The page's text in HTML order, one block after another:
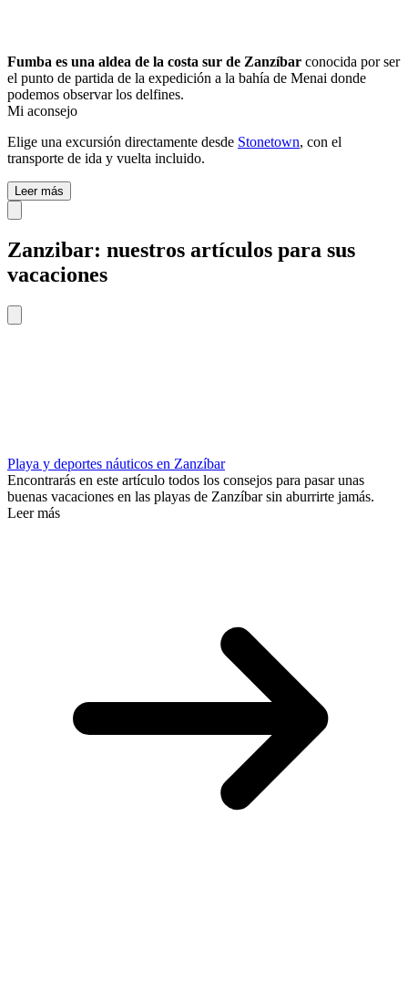
Fumba es una aldea de la costa sur de Zanzíbar conocida por ser
el punto de partida de la expedición a la bahía de Menai donde
podemos observar los delfines.
Mi aconsejo
Elige una excursión directamente desde Stonetown, con el
transporte de ida y vuelta incluido.
Leer más
Zanzibar: nuestros artículos para sus
vacaciones
Playa y deportes náuticos en Zanzíbar
Encontrarás en este artículo todos los consejos para pasar unas
buenas vacaciones en las playas de Zanzíbar sin aburrirte jamás.
Leer más